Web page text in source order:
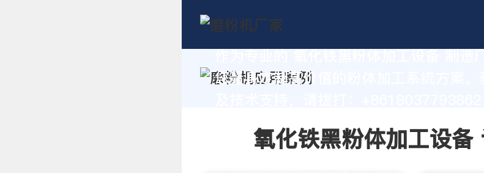
您量身定制高价值的粉体加工系统方案。
氧化铁黑粉体加工设备